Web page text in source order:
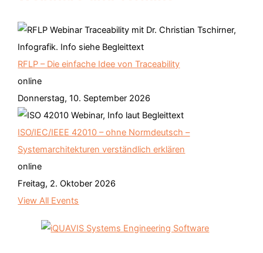
RFLP – Die einfache Idee von Traceability
online
Donnerstag, 10. September 2026
ISO/IEC/IEEE 42010 – ohne Normdeutsch –
Systemarchitekturen verständlich erklären
online
Freitag, 2. Oktober 2026
View All Events